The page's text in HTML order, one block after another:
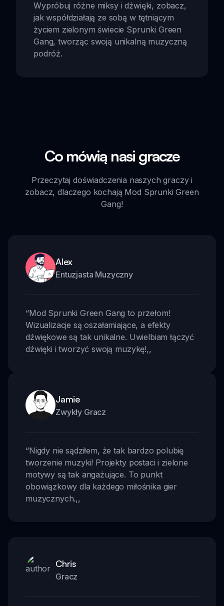
Wypróbuj różne miksy i dźwięki, zobacz,
jak współdziałają ze sobą w tętniącym
życiem zielonym świecie Sprunki Green
Gang, tworząc swoją unikalną muzyczną
podróż.
Co mówią nasi gracze
Przeczytaj doświadczenia naszych graczy i
zobacz, dlaczego kochają Mod Sprunki Green
Gang!
Alex
Entuzjasta Muzyczny
“Mod Sprunki Green Gang to przełom!
Wizualizacje są oszałamiające, a efekty
dźwiękowe są tak unikalne. Uwielbiam łączyć
dźwięki i tworzyć swoją muzykę!,,
Jamie
Zwykły Gracz
“Nigdy nie sądziłem, że tak bardzo polubię
tworzenie muzyki! Projekty postaci i zielone
motywy są tak angażujące. To punkt
obowiązkowy dla każdego miłośnika gier
muzycznych.,,
Chris
Gracz